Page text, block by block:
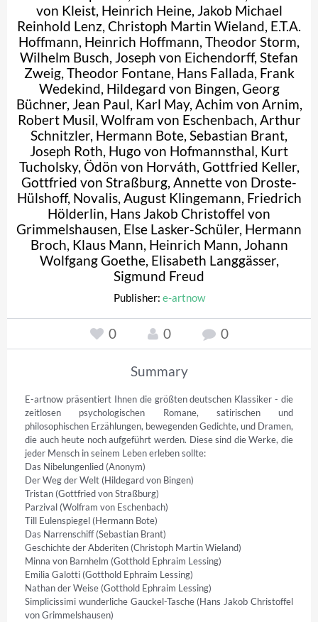
von Kleist, Heinrich Heine, Jakob Michael
Reinhold Lenz, Christoph Martin Wieland, E.T.A.
Hoffmann, Heinrich Hoffmann, Theodor Storm,
Wilhelm Busch, Joseph von Eichendorff, Stefan
Zweig, Theodor Fontane, Hans Fallada, Frank
Wedekind, Hildegard von Bingen, Georg
Büchner, Jean Paul, Karl May, Achim von Arnim,
Robert Musil, Wolfram von Eschenbach, Arthur
Schnitzler, Hermann Bote, Sebastian Brant,
Joseph Roth, Hugo von Hofmannsthal, Kurt
Tucholsky, Ödön von Horváth, Gottfried Keller,
Gottfried von Straßburg, Annette von Droste-
Hülshoff, Novalis, August Klingemann, Friedrich
Hölderlin, Hans Jakob Christoffel von
Grimmelshausen, Else Lasker-Schüler, Hermann
Broch, Klaus Mann, Heinrich Mann, Johann
Wolfgang Goethe, Elisabeth Langgässer,
Sigmund Freud
Publisher: e-artnow
0 0 0
Summary
E-artnow präsentiert Ihnen die größten deutschen Klassiker - die
zeitlosen psychologischen Romane, satirischen und
philosophischen Erzählungen, bewegenden Gedichte, und Dramen,
die auch heute noch aufgeführt werden. Diese sind die Werke, die
jeder Mensch in seinem Leben erleben sollte:
Das Nibelungenlied (Anonym)
Der Weg der Welt (Hildegard von Bingen)
Tristan (Gottfried von Straßburg)
Parzival (Wolfram von Eschenbach)
Till Eulenspiegel (Hermann Bote)
Das Narrenschiff (Sebastian Brant)
Geschichte der Abderiten (Christoph Martin Wieland)
Minna von Barnhelm (Gotthold Ephraim Lessing)
Emilia Galotti (Gotthold Ephraim Lessing)
Nathan der Weise (Gotthold Ephraim Lessing)
Simplicissimi wunderliche Gauckel-Tasche (Hans Jakob Christoffel
von Grimmelshausen)